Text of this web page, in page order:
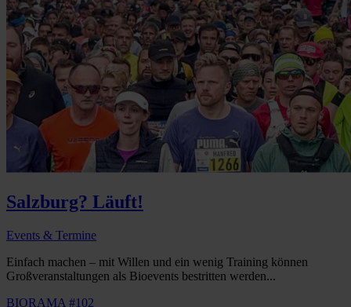
Salzburg? Läuft!
Events & Termine
Einfach machen – mit Willen und ein wenig Training können
Großveranstaltungen als Bioevents bestritten werden...
BIORAMA #102